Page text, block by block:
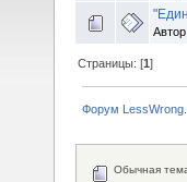
Автор
Страницы: [1]
Форум
Обычная